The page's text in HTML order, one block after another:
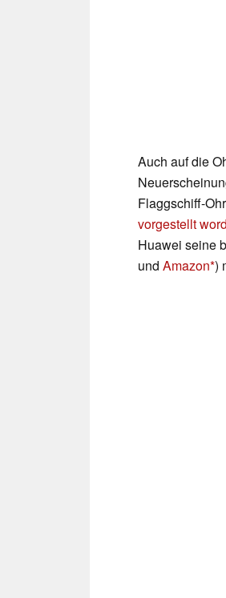
Auch auf die
Flaggschiff-
vorgestellt
Huawei seine
und Amazon )